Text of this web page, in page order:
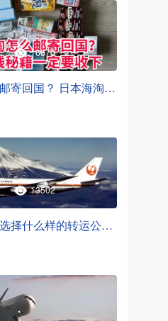
16670
日本海淘怎么邮寄回国？ 日本海淘转运方法
13502
美国海淘应该选择什么样的转运公司？